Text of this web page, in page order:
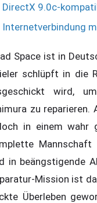
DirectX 9.0c-
Internetverbindung
Space ist in
schlüpft in die
wird,
zu
in einem wahr
in beängstigende
Mission ist
Überleben